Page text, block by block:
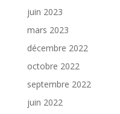
juin 2023
mars 2023
décembre 2022
octobre 2022
septembre 2022
juin 2022